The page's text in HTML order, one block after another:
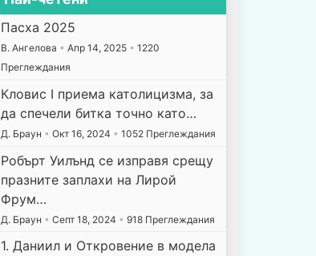
Пасха 2025
В. Ангелова • Апр 14, 2025 • 1220
Преглеждания
Кловис I приема католицизма, за
да спечели битка точно като…
Д. Браун • Окт 16, 2024 • 1052 Преглеждания
Робърт Уилънд се изправя срещу
празните заплахи на Лирой
Фрум…
Д. Браун • Септ 18, 2024 • 918 Преглеждания
1. Даниил и Откровение в модела